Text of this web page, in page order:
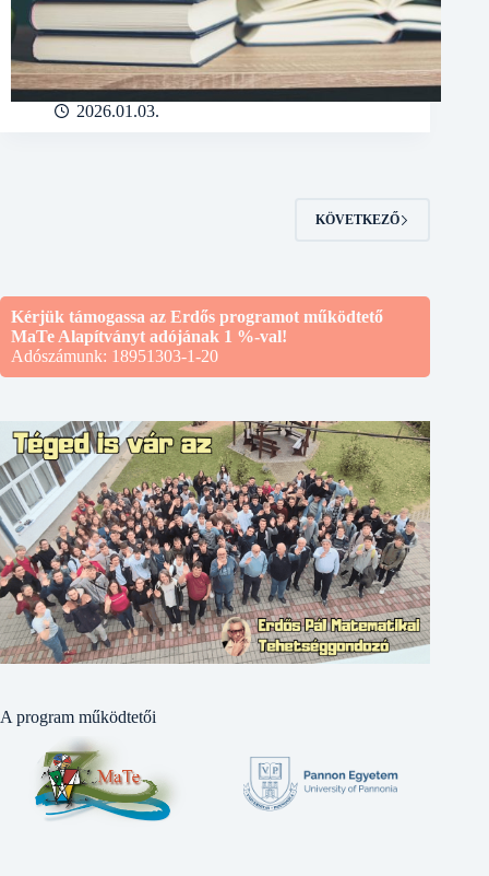
2026.01.03.
KÖVETKEZŐ
Kérjük támogassa az Erdős programot működtető
MaTe Alapítványt adójának 1 %-val!
Adószámunk: 18951303-1-20
A program működtetői